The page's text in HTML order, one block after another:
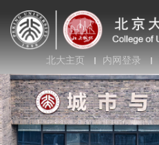
北大主页 内网登录